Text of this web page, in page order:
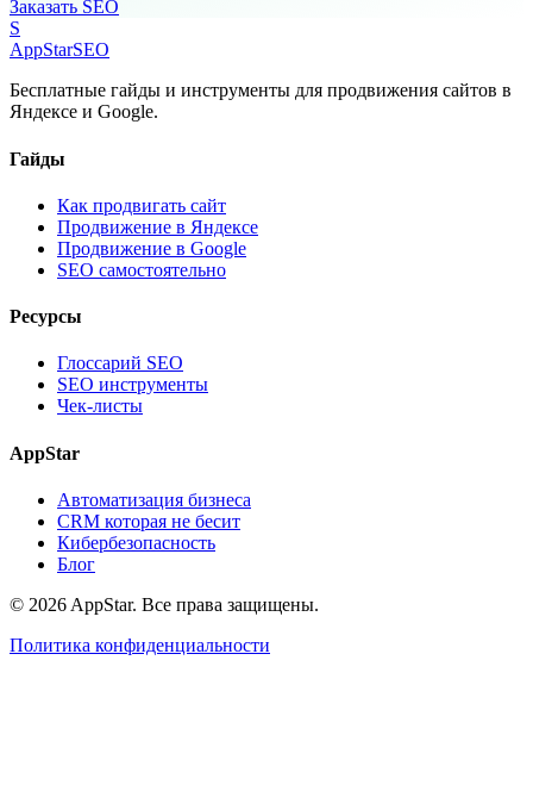
Заказать SEO
S
AppStarSEO
Бесплатные гайды и инструменты для продвижения сайтов в
Яндексе и Google.
Гайды
Как продвигать сайт
Продвижение в Яндексе
Продвижение в Google
SEO самостоятельно
Ресурсы
Глоссарий SEO
SEO инструменты
Чек-листы
AppStar
Автоматизация бизнеса
CRM которая не бесит
Кибербезопасность
Блог
© 2026 AppStar. Все права защищены.
Политика конфиденциальности